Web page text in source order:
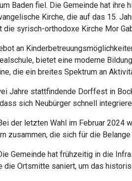
Baden fiel. Die Gemeinde hat ihre
Kirche, die auf das 15.
syrisch-orthodoxe Kirche Mor
an
bietet eine moderne
die ein breites Spektrum an
Jahre stattfindende Dorffest in
sich Neubürger schnell
der letzten Wahl im Februar 2024
die sich für die Belange
Gemeinde hat frühzeitig in die
Ortsmitte saniert, um das